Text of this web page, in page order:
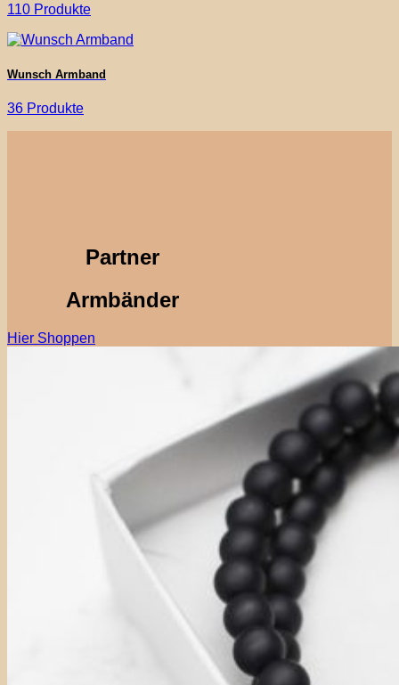
110 Produkte
Wunsch Armband
36 Produkte
Partner
Armbänder
Hier Shoppen